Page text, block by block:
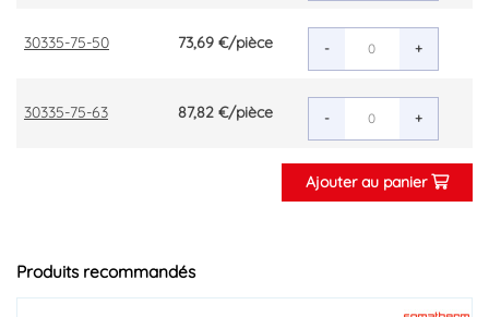
30335-75-50 73,69 €/pièce - +
30335-75-63 87,82 €/pièce - +
Ajouter au panier
Produits recommandés